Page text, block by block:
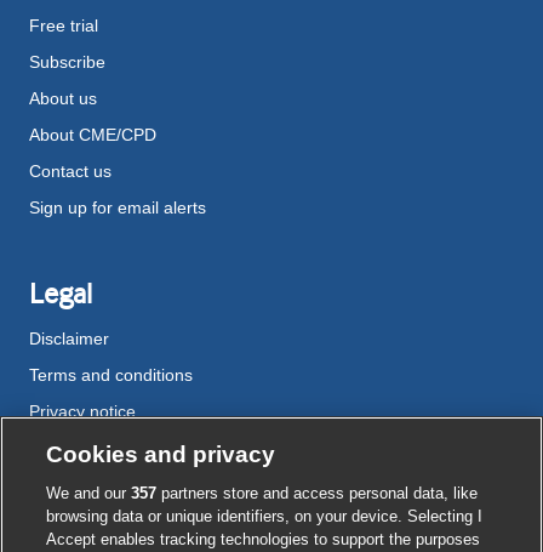
Free trial
Subscribe
About us
About CME/CPD
Contact us
Sign up for email alerts
Legal
Disclaimer
Terms and conditions
Privacy notice
Cookie policy
Accessibility
Cookies and privacy
We and our357 partners store and access personal data, like
browsing data or unique identifiers, on your device. Selecting I
Accept enables tracking technologies to support the purposes